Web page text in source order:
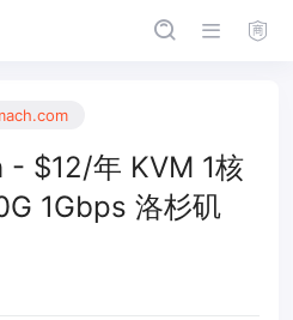
$12/年 KVM 1核
1Gbps 洛杉矶